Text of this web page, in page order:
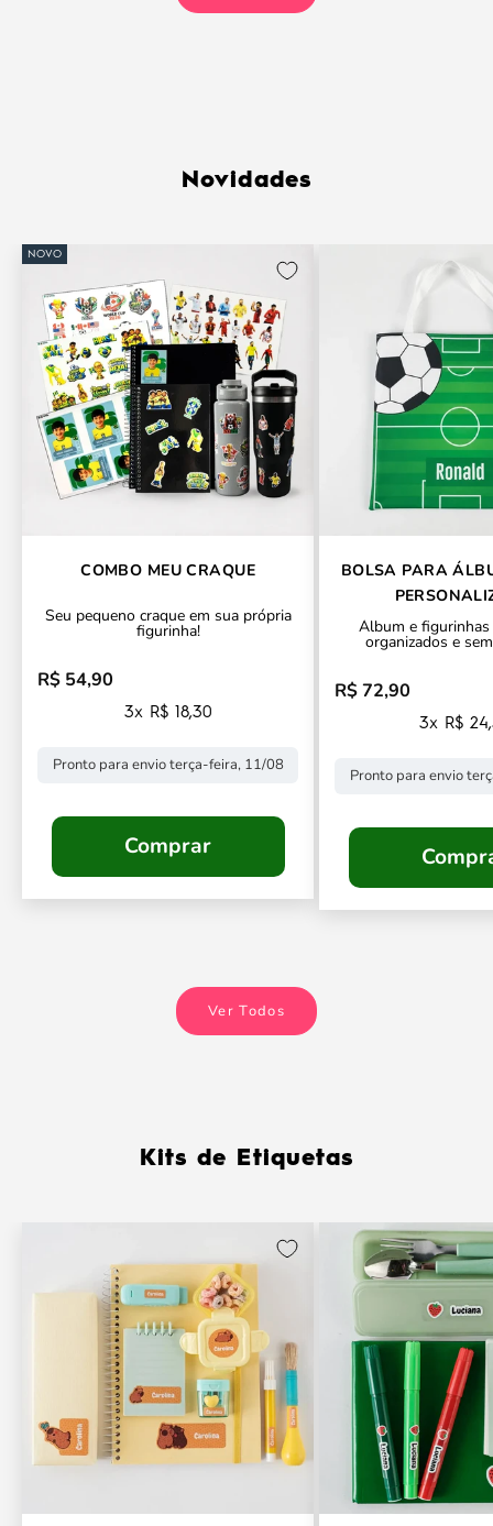
Novidades
NOVO
COMBO MEU CRAQUE
Seu pequeno craque em sua própria
figurinha!
Preço promocional
R$ 54,90
3x R$ 18,30
Pronto para envio terça-feira, 11/08
Comprar
BOLSA PARA
Álbum e
organizados e
Preço promocional
R$ 72,90
3x R$
Pronto para envio
Ver Todos
Kits de Etiquetas